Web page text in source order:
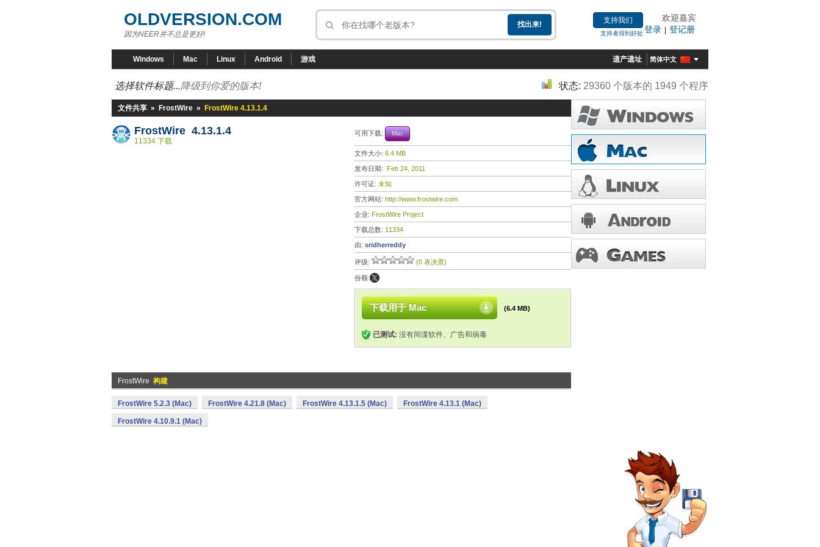
OLDVERSION.COM
因为NEER并不总是更好!
支持我们
支持者得到好处
欢迎嘉宾
登录 | 登记册
Windows Mac Linux Android 游戏 遗产遗址 简体中文
选择软件标题...降级到你爱的版本! 状态: 29360 个版本的 1949 个程序
文件共享 » FrostWire » FrostWire 4.13.1.4
FrostWire 4.13.1.4
11334 下载
可用下载: Mac
文件大小: 6.4 MB
发布日期: Feb 24, 2011
许可证: 未知
官方网站: http://www.frostwire.com
企业: FrostWire Project
下载总数: 11334
由: sridherreddy
评级: (0 表决票)
份额:
下载用于 Mac (6.4 MB)
已测试: 没有间谍软件、广告和病毒
FrostWire 构建
FrostWire 5.2.3 (Mac) FrostWire 4.21.8 (Mac) FrostWire 4.13.1.5 (Mac) FrostWire 4.13.1 (Mac)
FrostWire 4.10.9.1 (Mac)